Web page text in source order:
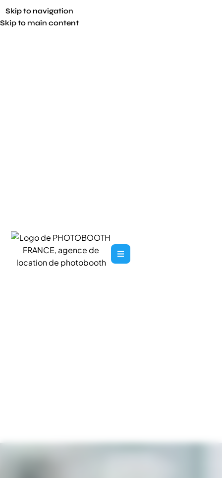
Skip to navigation
Skip to main content